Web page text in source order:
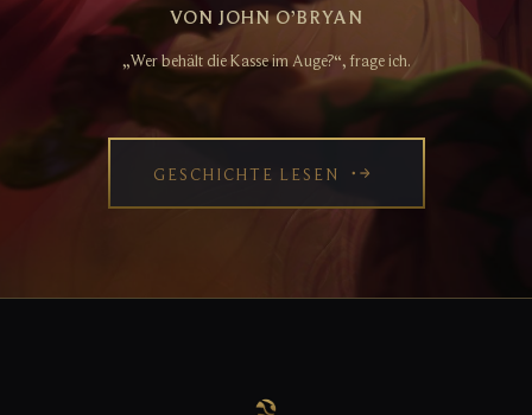
VON JOHN O’BRYAN
„Wer behält die Kasse im Auge?“, frage ich.
GESCHICHTE LESEN